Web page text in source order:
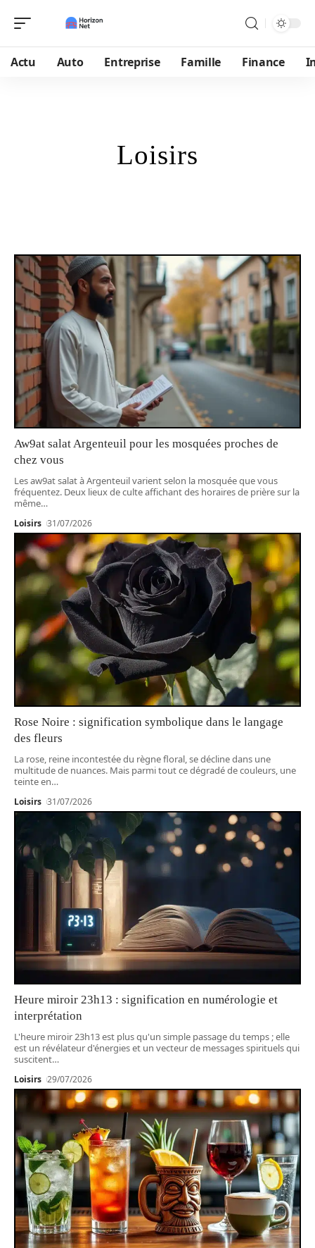
Actu Auto Entreprise Famille Finance
Loisirs
Aw9at salat Argenteuil pour les mosquées proches de
chez vous
Les aw9at salat à Argenteuil varient selon la mosquée que vous
fréquentez. Deux lieux de culte affichant des horaires de prière sur la
même…
Loisirs 31/07/2026
Rose Noire : signification symbolique dans le langage
des fleurs
La rose, reine incontestée du règne floral, se décline dans une
multitude de nuances. Mais parmi tout ce dégradé de couleurs, une
teinte en…
Loisirs 31/07/2026
Heure miroir 23h13 : signification en numérologie et
interprétation
L'heure miroir 23h13 est plus qu'un simple passage du temps ; elle
est un révélateur d'énergies et un vecteur de messages spirituels qui
suscitent…
Loisirs 29/07/2026